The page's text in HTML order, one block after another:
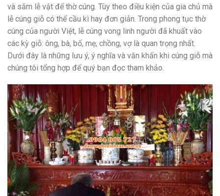
và sắm lễ vật để thờ cúng. Tùy theo điều kiện của gia chủ mà
lễ cúng giỗ có thể cầu kì hay đơn giản. Trong phong tục thờ
cúng của người Việt, lễ cúng vong linh người đã khuất vào
các kỳ giỗ: ông, bà, bố, mẹ, chồng, vợ là quan trọng nhất.
Dưới đây là những lưu ý, ý nghĩa và văn khấn khi cúng giỗ mà
chúng tôi tổng hợp để quý bạn đọc tham khảo.